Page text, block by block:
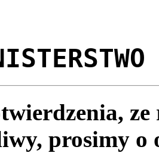
prosimy o